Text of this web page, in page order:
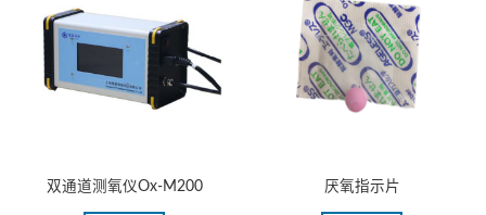
双通道测氧仪Ox-M200 厌氧指示片